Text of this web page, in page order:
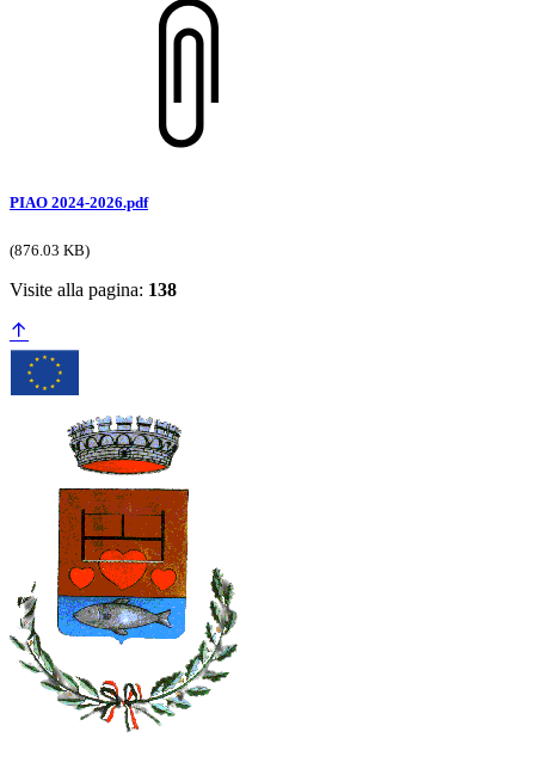
PIAO 2024-2026.pdf
(876.03 KB)
Visite alla pagina: 138